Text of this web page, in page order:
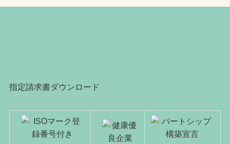
指定請求書ダウンロード